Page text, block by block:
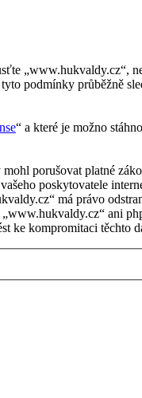
„www.hukvaldy.cz“,
podmínky průběžně
“ a které je možno
porušovat platné
poskytovatele
má právo
ani
ke kompromitaci těchto